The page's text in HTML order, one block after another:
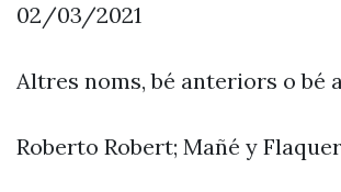
02/03/2021
Altres noms, bé anteriors o bé
Roberto Robert; Mañé y Flaquer